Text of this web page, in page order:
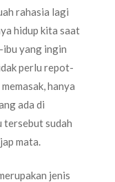
rahasia lagi
hidup kita saat
ibu yang ingin
perlu repot-
hanya
ada di
tersebut sudah
mata.
jenis